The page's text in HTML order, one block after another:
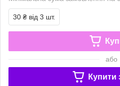
30 ₴ від 3 шт.
або
Купити